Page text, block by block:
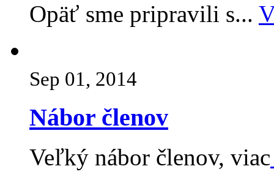
Opäť sme pripravili s...
Sep 01, 2014
Nábor členov
Veľký nábor členov, viac